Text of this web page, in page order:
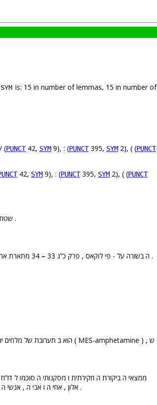
SYM is: 15 in number of lemmas, 15 in number of
(PUNCT42, SYM 9), : (PUNCT395, SYM 2), ( (PUNCT
42, SYM 9), : (PUNCT395, SYM 2), ( (PUNCT
4: מ ה שטח ש יועד ל מדינה ערבית ב תוכנית ה חלוקה ש אושרה ב או”ם ב כ”ט ב נובמבר , 1947 .
1: ה בשורה על - פי לוקאס , פרק כ”ג 33 –
34 מתארת את צליבת ו של ישו : “ כש באו אל ה מקום ה נקרא גלגתא צלבו אות ו שם עם ה פושעים , אחד מ ימינ ו ו אחד מ שמאל ו .
אלון , אחי ה ו אבי ה , אנשי ת .